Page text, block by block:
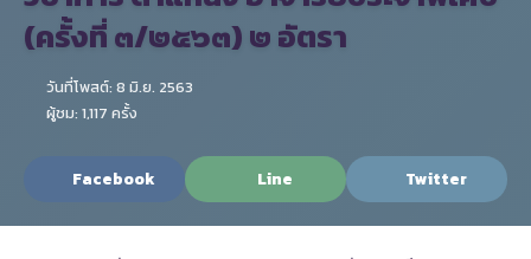
(ครั้งที่ ๓/๒๕๖๓) ๒ อัตรา
วันที่โพสต์: 8 มิ.ย. 2563
ผู้ชม: 1,117 ครั้ง
Facebook Line Twitter